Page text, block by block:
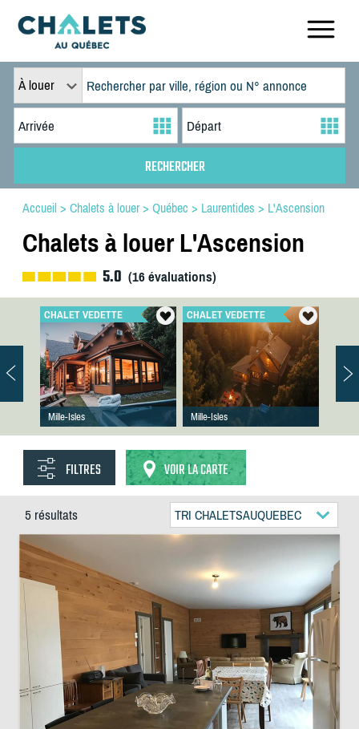
À louer
Accueil > Chalets à louer> Québec > Laurentides > L'Ascension
Chalets à louer L'Ascension
5.0 (16évaluations)
CHALET VEDETTE
Mille-Isles
CHALET VEDETTE
Mille-Isles
FILTRES VOIR LA CARTE
5 résultats TRI CHALETSAUQUEBEC